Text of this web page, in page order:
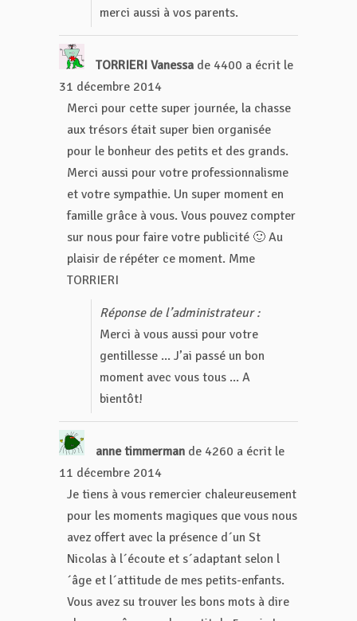
merci aussi à vos parents.
TORRIERI Vanessa de 4400 a écrit le
31 décembre 2014
Merci pour cette super journée, la chasse
aux trésors était super bien organisée
pour le bonheur des petits et des grands.
Merci aussi pour votre professionnalisme
et votre sympathie. Un super moment en
famille grâce à vous. Vous pouvez compter
sur nous pour faire votre publicité 🙂 Au
plaisir de répéter ce moment. Mme
TORRIERI
Réponse de l’administrateur :
Merci à vous aussi pour votre
gentillesse ... J’ai passé un bon
moment avec vous tous ... A
bientôt!
anne timmerman de 4260 a écrit le
11 décembre 2014
Je tiens à vous remercier chaleureusement
pour les moments magiques que vous nous
avez offert avec la présence d´un St
Nicolas à l´écoute et s´adaptant selon l
´âge et l´attitude de mes petits-enfants.
Vous avez su trouver les bons mots à dire